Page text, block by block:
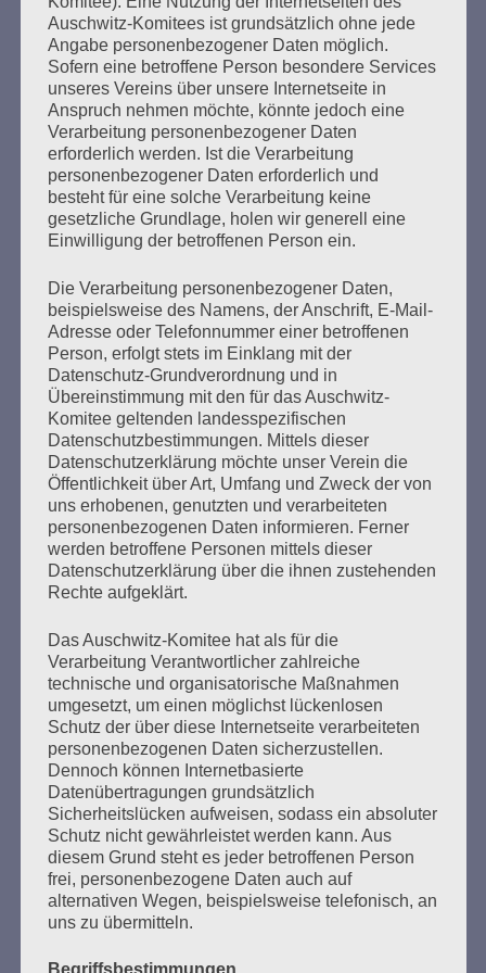
mehr ...
SCHLUSSWORT von Esther Bejarano
anlässlich der Veranstaltung des
Auschwitz-Komitees
Erstellt am24. Januar 2021
76 Jahre nach der Befreiung des KZ Auschwitz durch die
Rote Armee am 27. Januar 1945 Liebe Freundinnen und
Freunde, trotz Abstand in Corona-Zeiten sind wir uns so
nah – und ihr könnt hier immer wieder mal bei uns
reinschauen und uns online treffen. 2020 war ein
Morddrohungen…
mehr ...
Seitennummerierung
der
Beiträge
Zurück 16 Weiter
Auschwitz-Komitees ist grundsätzlich ohne jede
Angabe personenbezogener Daten möglich.
Sofern eine betroffene Person besondere Services
unseres Vereins über unsere Internetseite in
Anspruch nehmen möchte, könnte jedoch eine
Verarbeitung personenbezogener Daten
erforderlich werden. Ist die Verarbeitung
personenbezogener Daten erforderlich und
besteht für eine solche Verarbeitung keine
gesetzliche Grundlage, holen wir generell eine
Einwilligung der betroffenen Person ein.
Die Verarbeitung personenbezogener Daten,
beispielsweise des Namens, der Anschrift, E-Mail-
Adresse oder Telefonnummer einer betroffenen
Person, erfolgt stets im Einklang mit der
Datenschutz-Grundverordnung und in
Übereinstimmung mit den für das Auschwitz-
Komitee geltenden landesspezifischen
Datenschutzbestimmungen. Mittels dieser
Datenschutzerklärung möchte unser Verein die
Öffentlichkeit über Art, Umfang und Zweck der von
uns erhobenen, genutzten und verarbeiteten
personenbezogenen Daten informieren. Ferner
werden betroffene Personen mittels dieser
Datenschutzerklärung über die ihnen zustehenden
Rechte aufgeklärt.
Das Auschwitz-Komitee hat als für die
Verarbeitung Verantwortlicher zahlreiche
technische und organisatorische Maßnahmen
umgesetzt, um einen möglichst lückenlosen
Schutz der über diese Internetseite verarbeiteten
personenbezogenen Daten sicherzustellen.
Dennoch können Internetbasierte
Datenübertragungen grundsätzlich
Sicherheitslücken aufweisen, sodass ein absoluter
Schutz nicht gewährleistet werden kann. Aus
diesem Grund steht es jeder betroffenen Person
frei, personenbezogene Daten auch auf
alternativen Wegen, beispielsweise telefonisch, an
uns zu übermitteln.
Begriffsbestimmungen